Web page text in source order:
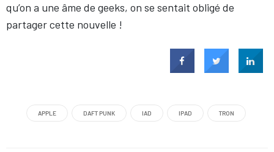
qu’on a une âme de geeks, on se sentait obligé de
partager cette nouvelle !
APPLE DAFT PUNK IAD IPAD TRON